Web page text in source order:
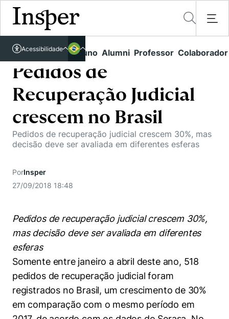
Links rápidos Aluno Alumni Professor Colaborador
Acessibilidade
Acessível em libras
Todas as Engenharias
Engenharia de Computação
Pós-Graduação
Educação Executiva
Campus
Student Life
Hub de Inovação e Empreendedorismo
Como funciona
Prêmio Duda Ermírio de Moraes
Como funciona
Resolução Eficaz de Problemas
Oportunidade de Negócios
Women in Action
Trabalhe conosco
Sala de Imprensa
Comunidade Transforme
Missão
Lista de doadores
Pesquisa
Centros de Conhecimento
Centro de Dados e IA
Biblioteca Telles
Repositório Institucional
Pesquisa na Graduação
Seminários Acadêmicos
Carreiras e Cursos
Newsletters
Notícias
Instagram
Linkedin
Unidades Acadêmicas
Gestão e Economia
Engenharia e Ciência da Computação
Direito
Busca por docentes
Áreas de Conhecimento
Prêmios de Excelência
Ensino e aprendizagem
Fale Conosco
Atendimento
Visite o Insper
Canal de Ética
Pedidos de
Recuperação Judicial
crescem no Brasil
Pedidos de recuperação judicial crescem 30%, mas
decisão deve ser avaliada em diferentes esferas
PorInsper
27/09/2018 18:48
Pedidos de recuperação judicial crescem 30%,
mas decisão deve ser avaliada em diferentes
esferas
Somente entre janeiro a abril deste ano, 518
pedidos de recuperação judicial foram
registrados no Brasil, um crescimento de 30%
em comparação com o mesmo período em